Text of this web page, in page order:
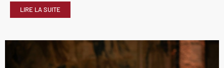
LIRE LA SUITE